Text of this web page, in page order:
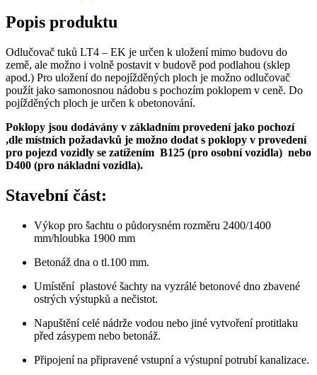
Popis produktu
Odlučovač tuků LT4 – EK je určen k uložení mimo budovu do
země, ale možno i volně postavit v budově pod podlahou (sklep
apod.) Pro uložení do nepojížděných ploch je možno odlučovač
použít jako samonosnou nádobu s pochozím poklopem v ceně. Do
pojížděných ploch je určen k obetonování.
Poklopy jsou dodávány v základním provedení jako pochozí
,dle místních požadavků je možno dodat s poklopy v provedení
pro pojezd vozidly se zatížením B125 (pro osobní vozidla) nebo
D400 (pro nákladní vozidla).
Stavební část:
Výkop pro šachtu o půdorysném rozměru 2400/1400
mm/hloubka 1900 mm
Betonáž dna o tl.100 mm.
Umístění plastové šachty na vyzrálé betonové dno zbavené
ostrých výstupků a nečistot.
Napuštění celé nádrže vodou nebo jiné vytvoření protitlaku
před zásypem nebo betonáž.
Připojení na připravené vstupní a výstupní potrubí kanalizace.